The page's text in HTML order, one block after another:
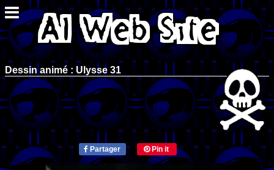
Dessin animé : Ulysse 31
Partager Pin it